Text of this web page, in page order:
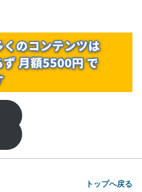
トップへ戻る